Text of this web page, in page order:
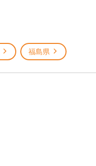
福島県